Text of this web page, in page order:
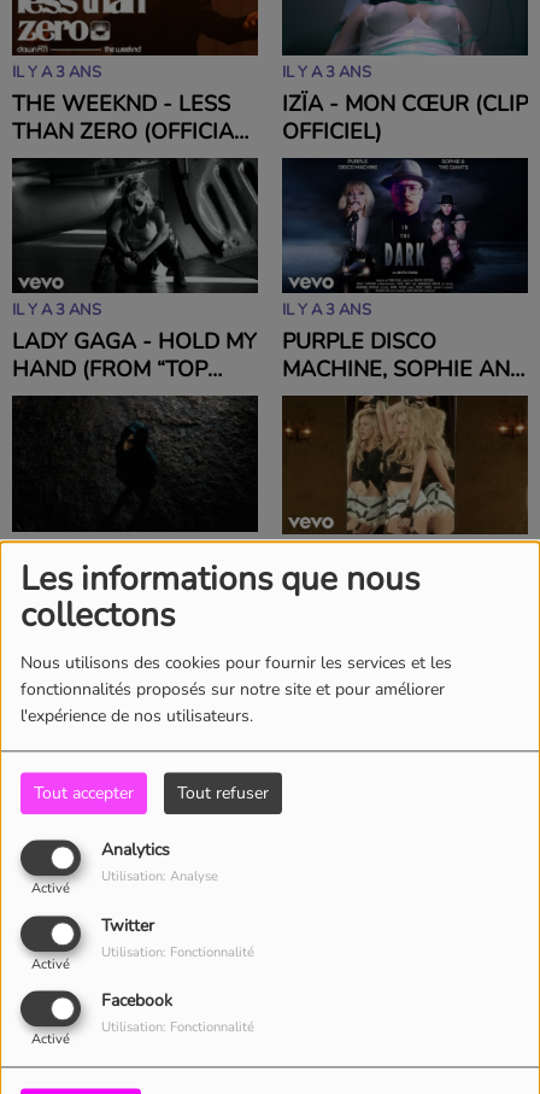
Les informations que nous
collectons
Nous utilisons des cookies pour fournir les services et les
fonctionnalités proposés sur notre site et pour améliorer
l'expérience de nos utilisateurs.
Tout accepter Tout refuser
Analytics
Activé
Utilisation: Analyse
Twitter
Activé
Utilisation: Fonctionnalité
Facebook
Activé
Utilisation: Fonctionnalité
IL Y A 3 ANS
THE WEEKND - LESS
THAN ZERO (OFFICIAL
LYRIC VIDEO)
IL Y A 3 ANS
IZÏA - MON CŒUR (CLIP
OFFICIEL)
IL Y A 3 ANS
LADY GAGA - HOLD MY
HAND (FROM “TOP
GUN: MAVERICK”)
[OFFICIAL MUSIC
IL Y A 3 ANS
PURPLE DISCO
MACHINE, SOPHIE AND
THE GIANTS - IN THE
DARK (OFFICIAL MUSIC
VIDEO)
IL Y A 3 ANS
MUSE - COMPLIANCE
[OFFICIAL MUSIC
VIDEO]
IL Y A 3 ANS
JULIETTE ARMANET -
IL Y A 3 ANS
SHAKA PONK - SMELLS
LIKE TEEN SPIRIT [CLIP
OFFICIEL]
CONTACT